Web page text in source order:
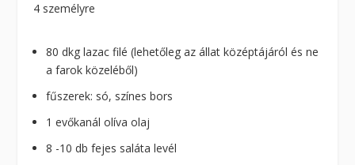
4 személyre
80 dkg lazac filé (lehetőleg az állat középtájáról és ne
a farok közeléből)
fűszerek: só, színes bors
1 evőkanál olíva olaj
8 -10 db fejes saláta levél